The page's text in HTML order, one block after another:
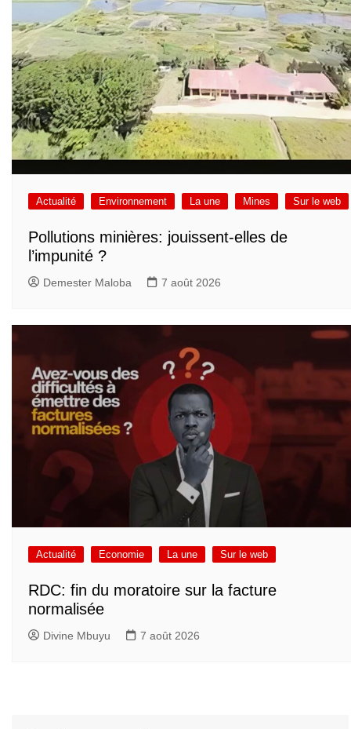
Actualité Environnement La une Mines Sur le web
Pollutions minières: jouissent-elles de
l’impunité ?
Demester Maloba 7 août 2026
Actualité Economie La une Sur le web
RDC: fin du moratoire sur la facture
normalisée
Divine Mbuyu 7 août 2026